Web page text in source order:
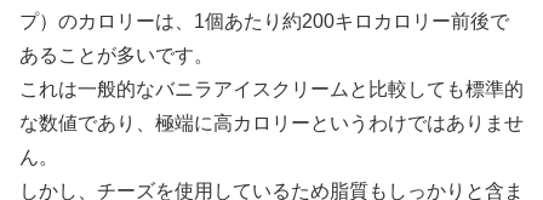
プ）のカロリーは、1個あたり約200キロカロリー前後で
あることが多いです。
これは一般的なバニラアイスクリームと比較しても標準的
な数値であり、極端に高カロリーというわけではありませ
ん。
しかし、チーズを使用しているため脂質もしっかりと含ま